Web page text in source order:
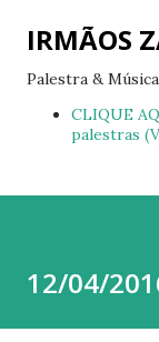
IRMÃOS
Palestra & Música
CLIQUE
palestras
12/04/